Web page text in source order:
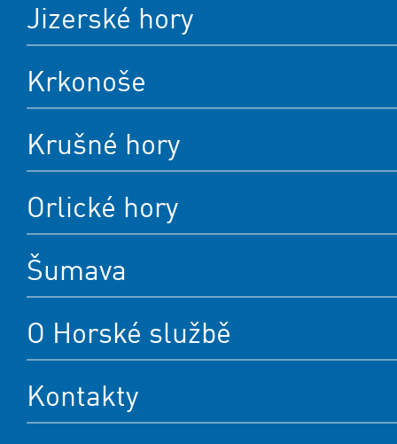
Jizerské hory
Krkonoše
Krušné hory
Orlické hory
Šumava
O Horské službě
Kontakty